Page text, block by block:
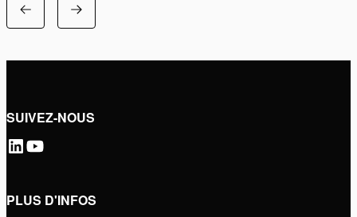
SUIVEZ-NOUS
PLUS D'INFOS